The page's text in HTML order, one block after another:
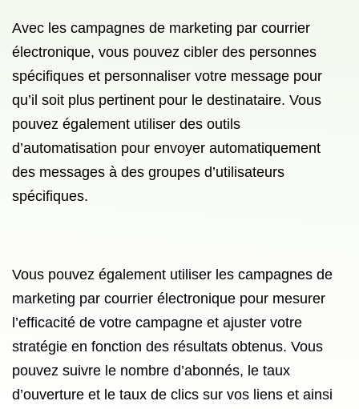
Avec les campagnes de marketing par courrier
électronique, vous pouvez cibler des personnes
spécifiques et personnaliser votre message pour
qu’il soit plus pertinent pour le destinataire. Vous
pouvez également utiliser des outils
d’automatisation pour envoyer automatiquement
des messages à des groupes d’utilisateurs
spécifiques.
Vous pouvez également utiliser les campagnes de
marketing par courrier électronique pour mesurer
l’efficacité de votre campagne et ajuster votre
stratégie en fonction des résultats obtenus. Vous
pouvez suivre le nombre d’abonnés, le taux
d’ouverture et le taux de clics sur vos liens et ainsi